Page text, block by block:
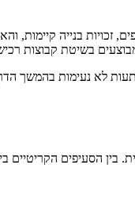
בנייה קיימות,
בשיטת קבוצות
לא נעימות בהמשך
בין הסעיפים הקריטיים